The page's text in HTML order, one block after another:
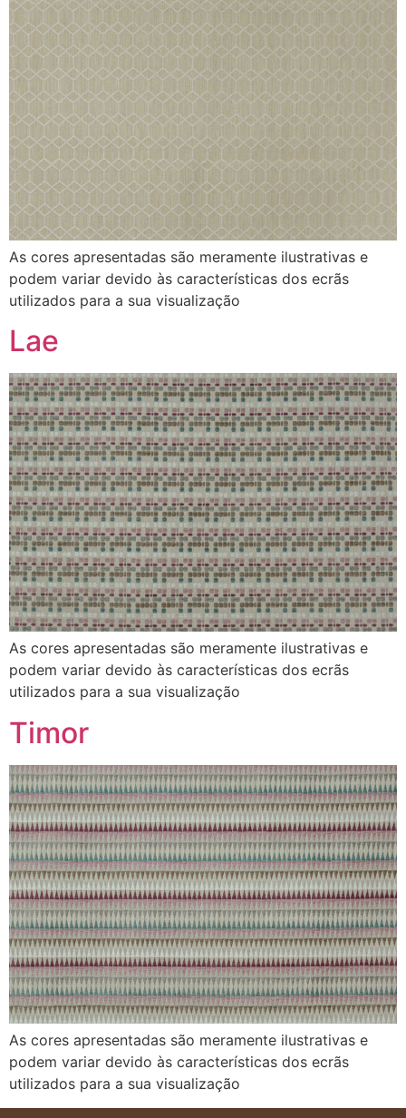
As cores apresentadas são meramente ilustrativas e
podem variar devido às características dos ecrãs
utilizados para a sua visualização
Lae
As cores apresentadas são meramente ilustrativas e
podem variar devido às características dos ecrãs
utilizados para a sua visualização
Timor
As cores apresentadas são meramente ilustrativas e
podem variar devido às características dos ecrãs
utilizados para a sua visualização